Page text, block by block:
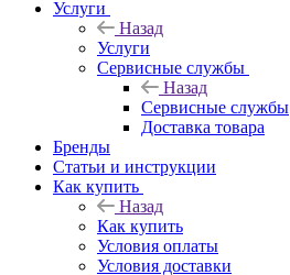
Услуги
Назад
Услуги
Сервисные службы
Назад
Сервисные службы
Доставка товара
Бренды
Статьи и инструкции
Как купить
Назад
Как купить
Условия оплаты
Условия доставки